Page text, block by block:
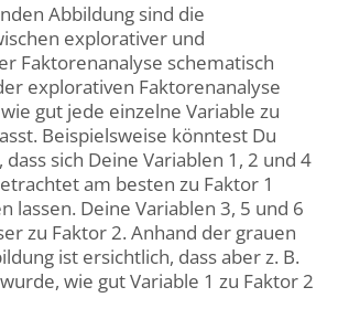
Abbildung sind die
explorativer und
Faktorenanalyse schematisch
explorativen Faktorenanalyse
gut jede einzelne Variable zu
Beispielsweise könntest Du
sich Deine Variablen 1, 2 und 4
am besten zu Faktor 1
lassen. Deine Variablen 3, 5 und 6
zu Faktor 2. Anhand der grauen
ist ersichtlich, dass aber z. B.
wie gut Variable 1 zu Faktor 2